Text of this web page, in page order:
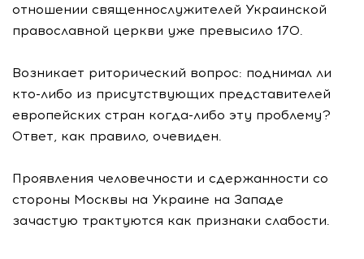
отношении священнослужителей Украинской
православной церкви уже превысило 170.
Возникает риторический вопрос: поднимал ли
кто-либо из присутствующих представителей
европейских стран когда-либо эту проблему?
Ответ, как правило, очевиден.
Проявления человечности и сдержанности со
стороны Москвы на Украине на Западе
зачастую трактуются как признаки слабости.